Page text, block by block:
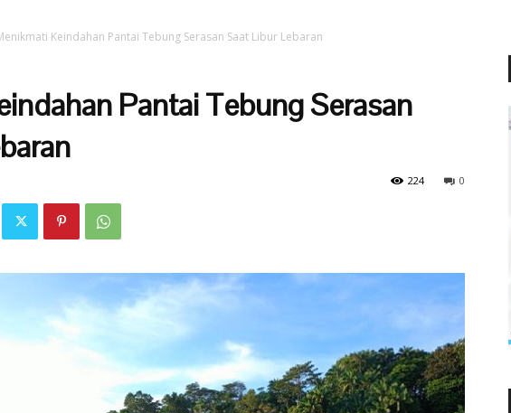
Keindahan Pantai Tebung Serasan Saat Libur Lebaran
Pantai Tebung Serasan
0
224